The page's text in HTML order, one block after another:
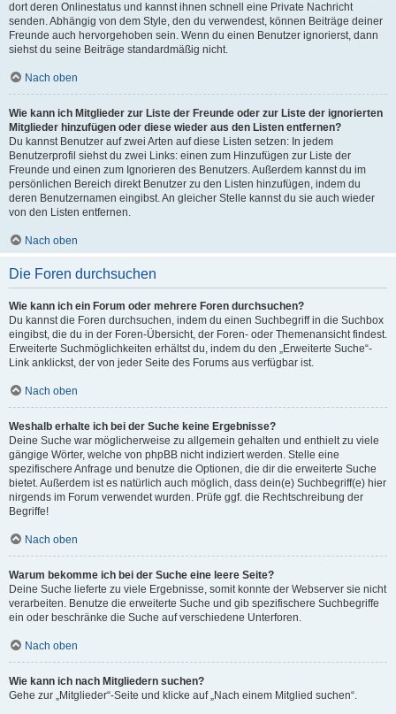
dort deren Onlinestatus und kannst ihnen schnell eine Private Nachricht
senden. Abhängig von dem Style, den du verwendest, können Beiträge deiner
Freunde auch hervorgehoben sein. Wenn du einen Benutzer ignorierst, dann
siehst du seine Beiträge standardmäßig nicht.
Nach oben
Wie kann ich Mitglieder zur Liste der Freunde oder zur Liste der ignorierten
Mitglieder hinzufügen oder diese wieder aus den Listen entfernen?
Du kannst Benutzer auf zwei Arten auf diese Listen setzen: In jedem
Benutzerprofil siehst du zwei Links: einen zum Hinzufügen zur Liste der
Freunde und einen zum Ignorieren des Benutzers. Außerdem kannst du im
persönlichen Bereich direkt Benutzer zu den Listen hinzufügen, indem du
deren Benutzernamen eingibst. An gleicher Stelle kannst du sie auch wieder
von den Listen entfernen.
Nach oben
Die Foren durchsuchen
Wie kann ich ein Forum oder mehrere Foren durchsuchen?
Du kannst die Foren durchsuchen, indem du einen Suchbegriff in die Suchbox
eingibst, die du in der Foren-Übersicht, der Foren- oder Themenansicht findest.
Erweiterte Suchmöglichkeiten erhältst du, indem du den „Erweiterte Suche“-
Link anklickst, der von jeder Seite des Forums aus verfügbar ist.
Nach oben
Weshalb erhalte ich bei der Suche keine Ergebnisse?
Deine Suche war möglicherweise zu allgemein gehalten und enthielt zu viele
gängige Wörter, welche von phpBB nicht indiziert werden. Stelle eine
spezifischere Anfrage und benutze die Optionen, die dir die erweiterte Suche
bietet. Außerdem ist es natürlich auch möglich, dass dein(e) Suchbegriff(e) hier
nirgends im Forum verwendet wurden. Prüfe ggf. die Rechtschreibung der
Begriffe!
Nach oben
Warum bekomme ich bei der Suche eine leere Seite?
Deine Suche lieferte zu viele Ergebnisse, somit konnte der Webserver sie nicht
verarbeiten. Benutze die erweiterte Suche und gib spezifischere Suchbegriffe
ein oder beschränke die Suche auf verschiedene Unterforen.
Nach oben
Wie kann ich nach Mitgliedern suchen?
Gehe zur „Mitglieder“-Seite und klicke auf „Nach einem Mitglied suchen“.